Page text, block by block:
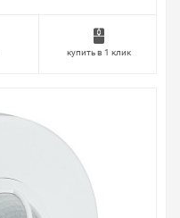
купить в 1 клик